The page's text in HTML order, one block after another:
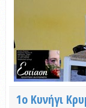
1ο Κυνήγι